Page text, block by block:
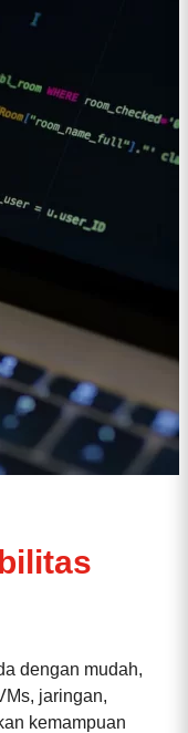
dengan mudah,
jaringan,
kemampuan